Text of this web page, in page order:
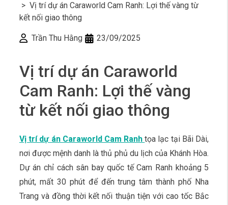
> Vị trí dự án Caraworld Cam Ranh: Lợi thế vàng từ
kết nối giao thông
Trần Thu Hằng 23/09/2025
Vị trí dự án Caraworld
Cam Ranh: Lợi thế vàng
từ kết nối giao thông
Vị trí dự án Caraworld Cam Ranhtọa lạc tại Bãi Dài,
nơi được mệnh danh là thủ phủ du lịch của Khánh Hòa.
Dự án chỉ cách sân bay quốc tế Cam Ranh khoảng 5
phút, mất 30 phút để đến trung tâm thành phố Nha
Trang và đồng thời kết nối thuận tiện với cao tốc Bắc